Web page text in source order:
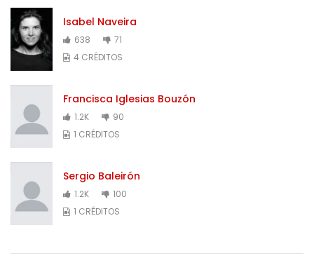
Isabel Naveira
638
71
4 CRÉDITOS
Francisca Iglesias Bouzón
1.2K
90
1 CRÉDITOS
Sergio Baleirón
1.2K
100
1 CRÉDITOS